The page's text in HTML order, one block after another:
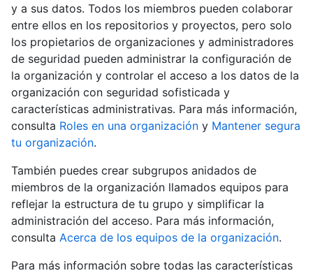
y a sus datos. Todos los miembros pueden colaborar
entre ellos en los repositorios y proyectos, pero solo
los propietarios de organizaciones y administradores
de seguridad pueden administrar la configuración de
la organización y controlar el acceso a los datos de la
organización con seguridad sofisticada y
características administrativas. Para más información,
consulta Roles en una organización y Mantener segura
tu organización.
También puedes crear subgrupos anidados de
miembros de la organización llamados equipos para
reflejar la estructura de tu grupo y simplificar la
administración del acceso. Para más información,
consulta Acerca de los equipos de la organización.
Para más información sobre todas las características